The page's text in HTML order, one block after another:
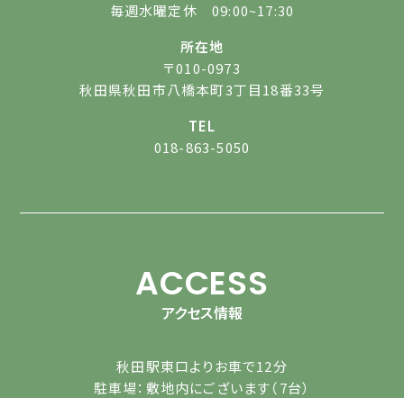
毎週水曜定休 09:00~17:30
所在地
〒010-0973
秋田県秋田市八橋本町3丁目18番33号
TEL
018-863-5050
ACCESS
アクセス情報
秋田駅東口よりお車で12分
駐車場：敷地内にございます（7台）